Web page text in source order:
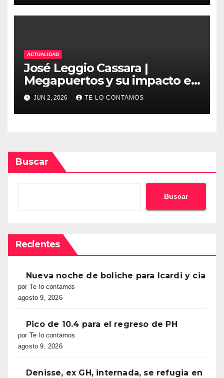
ACTUALIDAD
José Leggio Cassara |
Megapuertos y su impacto en
el turismo y el comercio
global
JUN 2, 2026 TE LO CONTAMOS
Buscar
Buscar
Recientes
Nueva noche de boliche para Icardi y cia
por Te lo contamos
agosto 9, 2026
Pico de 10.4 para el regreso de PH
por Te lo contamos
agosto 9, 2026
Denisse, ex GH, internada, se refugia en